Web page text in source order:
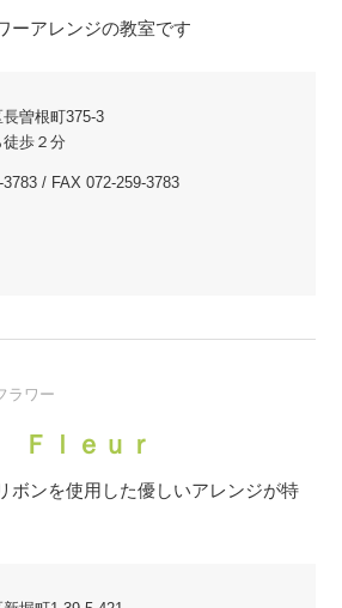
ーアレンジの教室です
曽根町375-3
歩２分
/ FAX 072-259-3783
ラワー
ｌｅｕｒ
ボンを使用した優しいアレンジが特